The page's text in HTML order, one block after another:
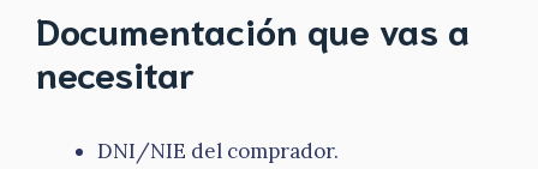
Documentación que vas a
necesitar
DNI/NIE del comprador.